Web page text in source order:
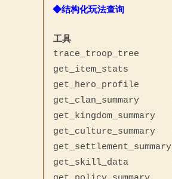
◆结构化玩法查询
工具
trace_troop_tree
get_item_stats
get_hero_profile
get_clan_summary
get_kingdom_summary
get_culture_summary
get_settlement_summary
get_skill_data